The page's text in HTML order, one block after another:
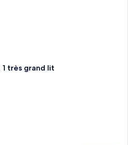
1 très grand lit